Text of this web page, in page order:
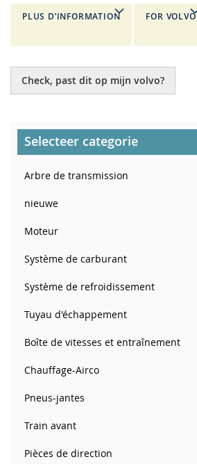
PLUS D’INFORMATION FOR VOLVO
Check, past dit op mijn volvo?
Selecteer categorie
Arbre de transmission
nieuwe
Moteur
Système de carburant
Système de refroidissement
Tuyau d'échappement
Boîte de vitesses et entraînement
Chauffage-Airco
Pneus-jantes
Train avant
Pièces de direction